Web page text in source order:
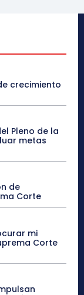
crecimiento
Pleno de la
metas
de
Corte
mi
Corte